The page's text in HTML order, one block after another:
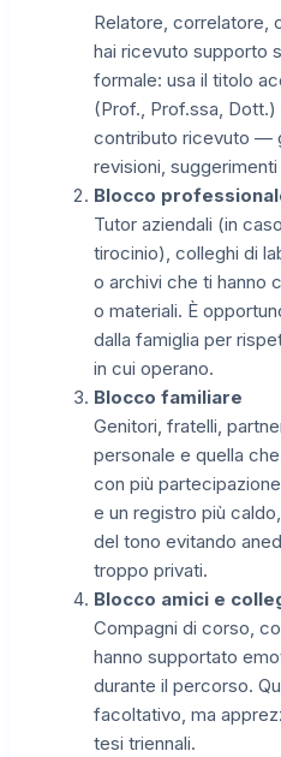
Relatore, correlatore,
hai ricevuto supporto
formale: usa il titolo
(Prof., Prof.ssa,
contributo ricevuto —
revisioni,
Blocco
Tutor aziendali (in
tirocinio), colleghi di
o archivi che ti hanno
o materiali. È
dalla famiglia per
in cui operano.
Blocco familiare
Genitori, fratelli,
personale e quella
con più
e un registro più
del tono evitando
troppo privati.
Blocco amici e
Compagni di corso,
hanno supportato
durante il percorso.
facoltativo, ma
tesi triennali.